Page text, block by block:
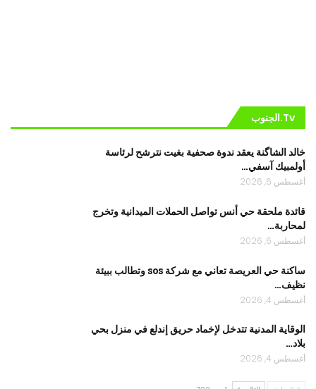
Tv.الجنوب
خالد الشاگنة يعقد ندوة صحفية بغيت نترشح لرئاسة
أولمبيك آسفي…
أغسطس 6, 2026
قائدة ملحقة حي أنس تواصل الحملات الميدانية وتخرج
لمحاربة…
أغسطس 6, 2026
ساكنة حي العريصة تعاني مع شركة sos وتطالب ببيئة
نظيف…
أغسطس 4, 2026
الوقاية المدنية تتدخل لإخماد حريق إندلع في منزل بحي
بلاد…
أغسطس 4, 2026